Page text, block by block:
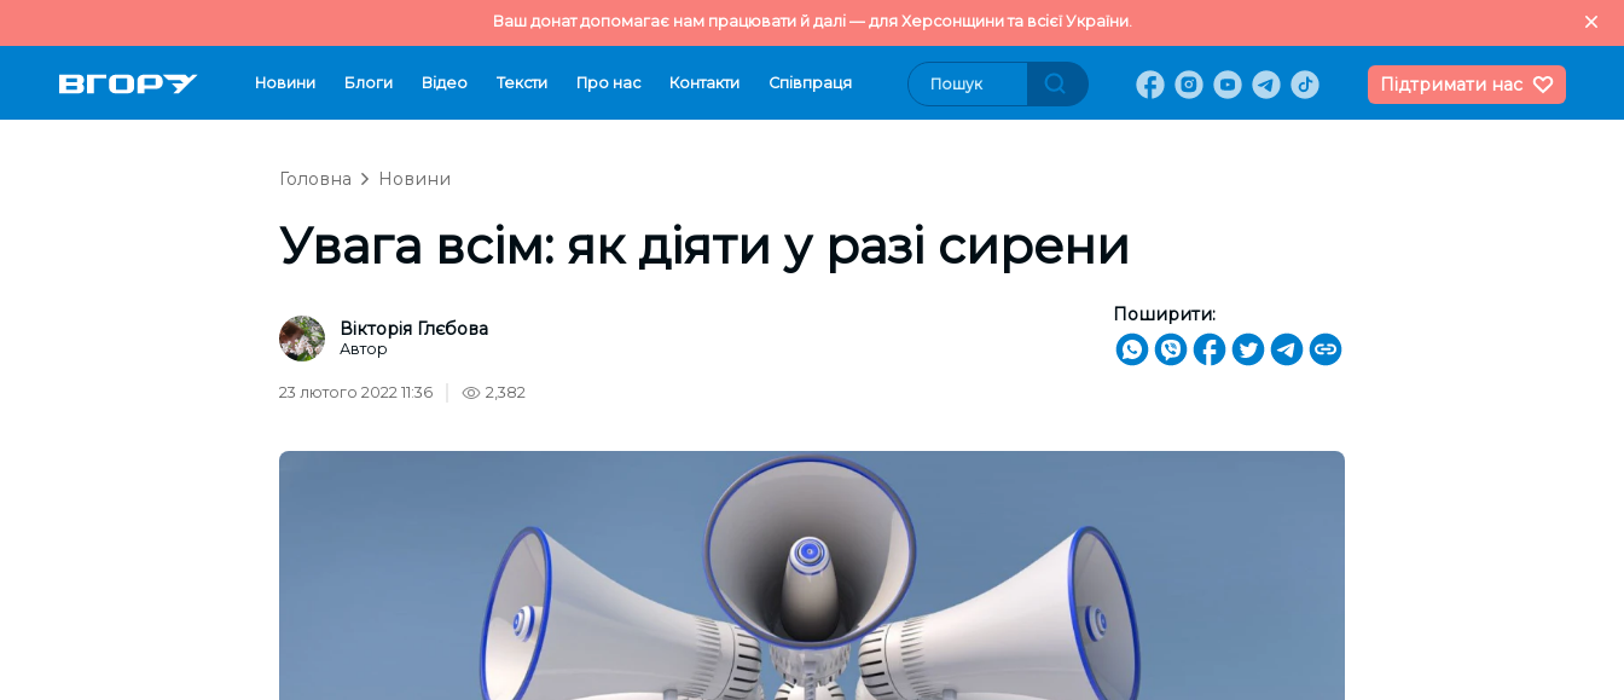
Ваш донат допомагає нам працювати й далі — для Херсонщини та всієї України.
Новини Блоги Відео Тексти Про нас Контакти Cпівпраця Підтримати нас
Головна Новини
Увага всім: як діяти у разі сирени
Вікторія Глєбова
Автор
Поширити:
23 лютого 2022 11:36 2,382